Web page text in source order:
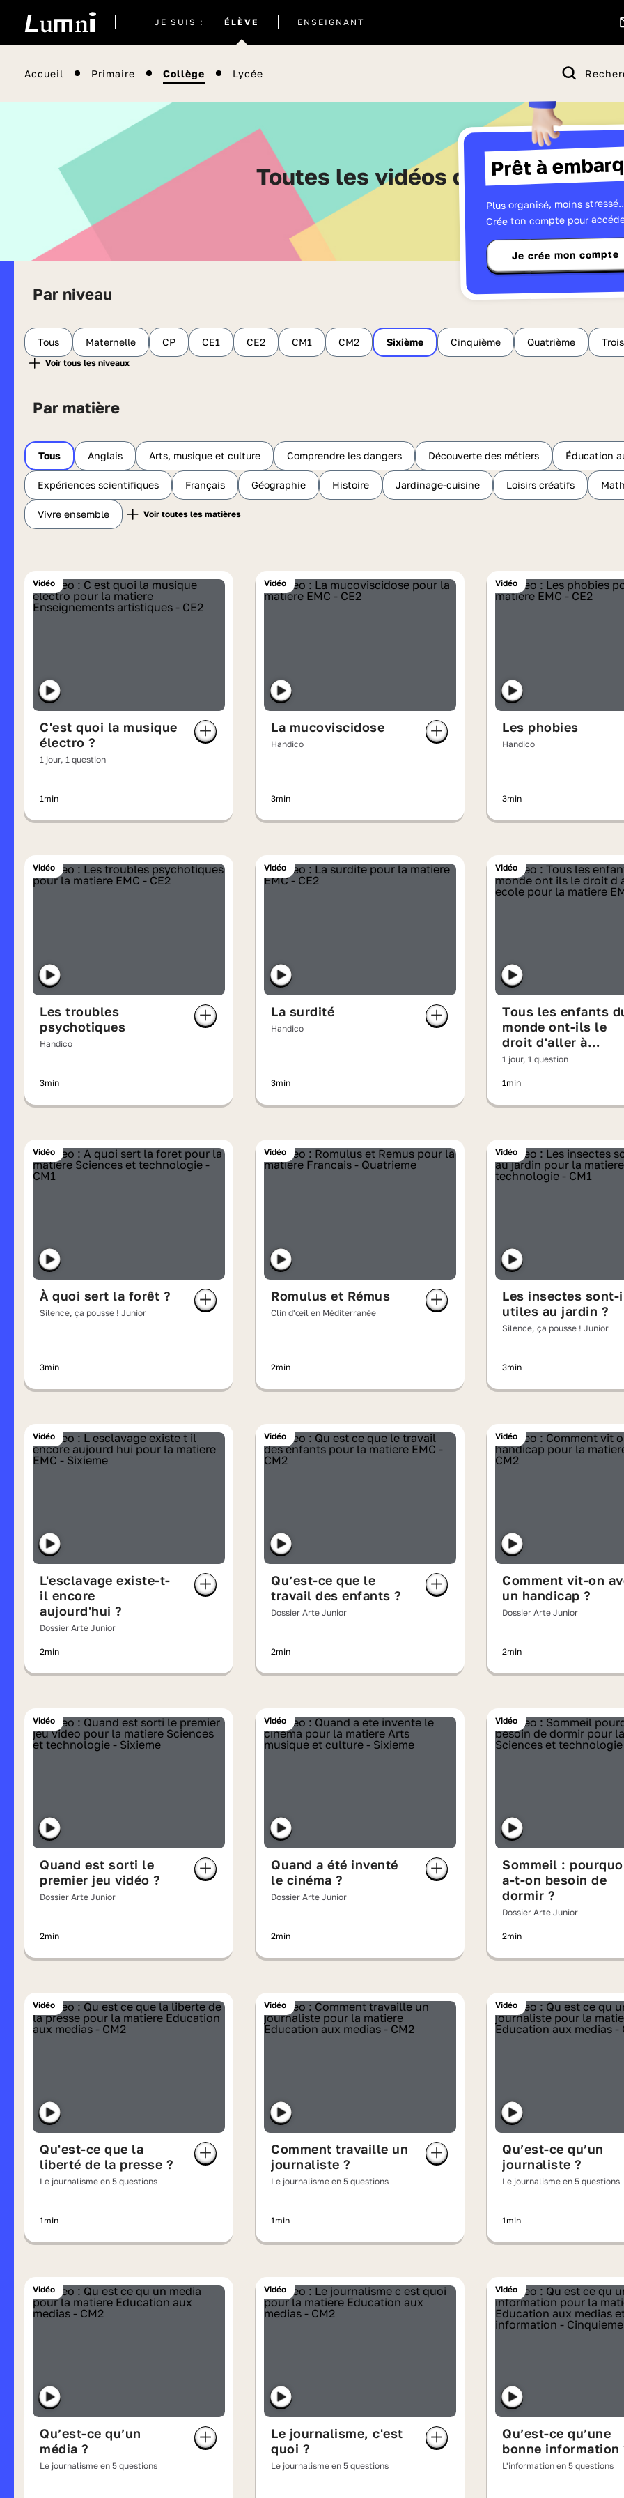
JE SUIS : ÉLÈVE
actuel
ENSEIGNANT
Accueil Primaire Collège Lycée
Prêt à
Plus organisé, moins
Crée ton compte pour
Je crée mon compte
Toutes les vidéos de Sixième -
Par niveau
Tous Maternelle CP CE1 CE2 CM1 CM2 Sixième Cinquième Quatrième
Par matière
Tous Anglais Arts, musique et culture Comprendre les dangers Découverte des métiers Éducation
Expériences scientifiques Français Géographie Histoire Jardinage-cuisine Loisirs créatifs
Vivre ensemble
Vidéo
C'est quoi la musique
électro ?
1 jour, 1 question
1min
Vidéo
La mucoviscidose
Handico
3min
Vidéo
Les phobies
Handico
3min
Vidéo
Les troubles
psychotiques
Handico
3min
Vidéo
La surdité
Handico
3min
Vidéo
Tous les enfants
monde ont-ils le
droit d'aller à
l'école ?
1 jour, 1 question
1min
Vidéo
À quoi sert la forêt ?
Silence, ça pousse ! Junior
3min
Vidéo
Romulus et Rémus
Clin d'œil en Méditerranée
2min
Vidéo
Les insectes sont-
utiles au jardin ?
Silence, ça pousse ! Junior
3min
Vidéo
L'esclavage existe-t-
il encore
aujourd'hui ?
Dossier Arte Junior
2min
Vidéo
Qu’est-ce que le
travail des enfants ?
Dossier Arte Junior
2min
Vidéo
Comment vit-on
un handicap ?
Dossier Arte Junior
2min
Vidéo
Quand est sorti le
premier jeu vidéo ?
Dossier Arte Junior
2min
Vidéo
Quand a été inventé
le cinéma ?
Dossier Arte Junior
2min
Vidéo
Sommeil :
a-t-on besoin de
dormir ?
Dossier Arte Junior
2min
Vidéo
Qu'est-ce que la
liberté de la presse ?
Le journalisme en 5 questions
1min
Vidéo
Comment travaille un
journaliste ?
Le journalisme en 5 questions
1min
Vidéo
Qu’est-ce qu’un
journaliste ?
Le journalisme en 5 questions
1min
Vidéo
Qu’est-ce qu’un
média ?
Le journalisme en 5 questions
Vidéo
Le journalisme, c'est
quoi ?
Le journalisme en 5 questions
Vidéo
Qu’est-ce qu’une
bonne information
L'information en 5 questions